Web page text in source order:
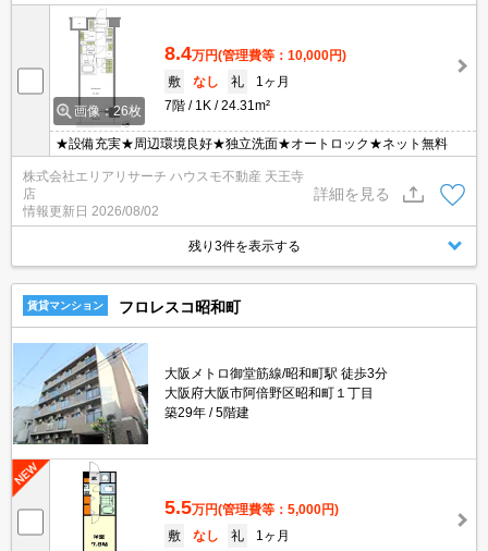
画像：26枚
8.4万円(管理費等：10,000円)
敷
なし 礼
1ヶ月
7階
1K 24.31m²
★設備充実★周辺環境良好★独立洗面★オートロック★ネット無料
株式会社エリアリサーチ ハウスモ不動産 天王寺
店
情報更新日 2026/08/02
詳細を見る
残り3件を表示する
賃貸マンション フロレスコ昭和町
大阪メトロ御堂筋線/昭和町駅 徒歩3分
大阪府大阪市阿倍野区昭和町１丁目
築29年
5階建
5.5万円(管理費等：5,000円)
敷
なし 礼
1ヶ月